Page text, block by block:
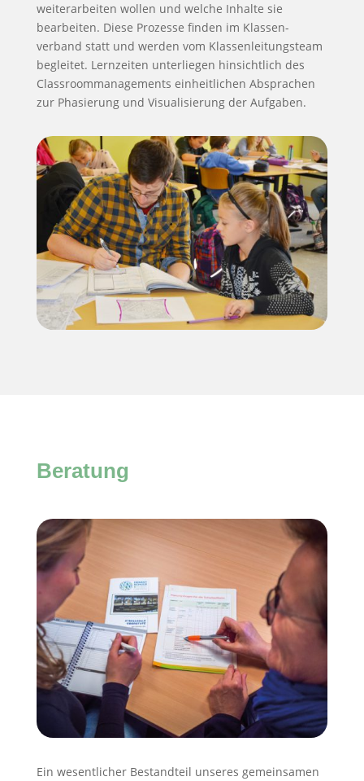
weiterarbeiten wollen und welche Inhalte sie
bearbeiten. Diese Prozesse finden im Klassen­
verband statt und werden vom Klassen­leitungs­team
begleitet. Lern­zeiten unterliegen hinsichtlich des
Classroom­manage­ments ein­heitlichen Absprachen
zur Phasierung und Visua­lisierung der Auf­gaben.
Beratung
Ein wesentlicher Bestandteil unseres gemeinsamen